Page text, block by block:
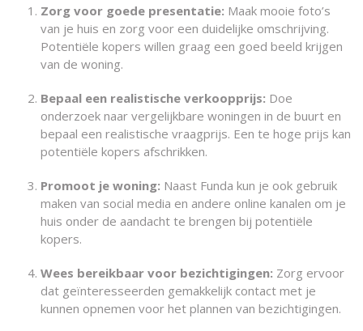
Zorg voor goede presentatie: Maak mooie foto’s
van je huis en zorg voor een duidelijke omschrijving.
Potentiële kopers willen graag een goed beeld krijgen
van de woning.
Bepaal een realistische verkoopprijs: Doe
onderzoek naar vergelijkbare woningen in de buurt en
bepaal een realistische vraagprijs. Een te hoge prijs kan
potentiële kopers afschrikken.
Promoot je woning: Naast Funda kun je ook gebruik
maken van social media en andere online kanalen om je
huis onder de aandacht te brengen bij potentiële
kopers.
Wees bereikbaar voor bezichtigingen: Zorg ervoor
dat geïnteresseerden gemakkelijk contact met je
kunnen opnemen voor het plannen van bezichtigingen.